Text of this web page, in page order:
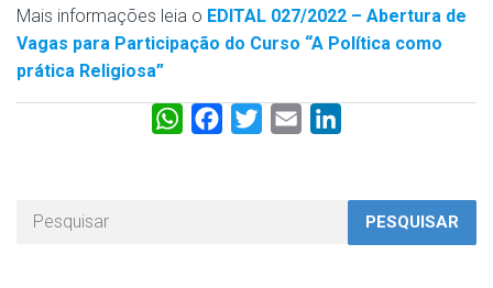
Mais informações leia o EDITAL 027/2022 – Abertura de
Vagas para Participação do Curso “A Política como
prática Religiosa”
W
e
PESQUISAR